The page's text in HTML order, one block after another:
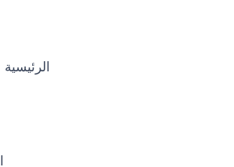
الرئيسية